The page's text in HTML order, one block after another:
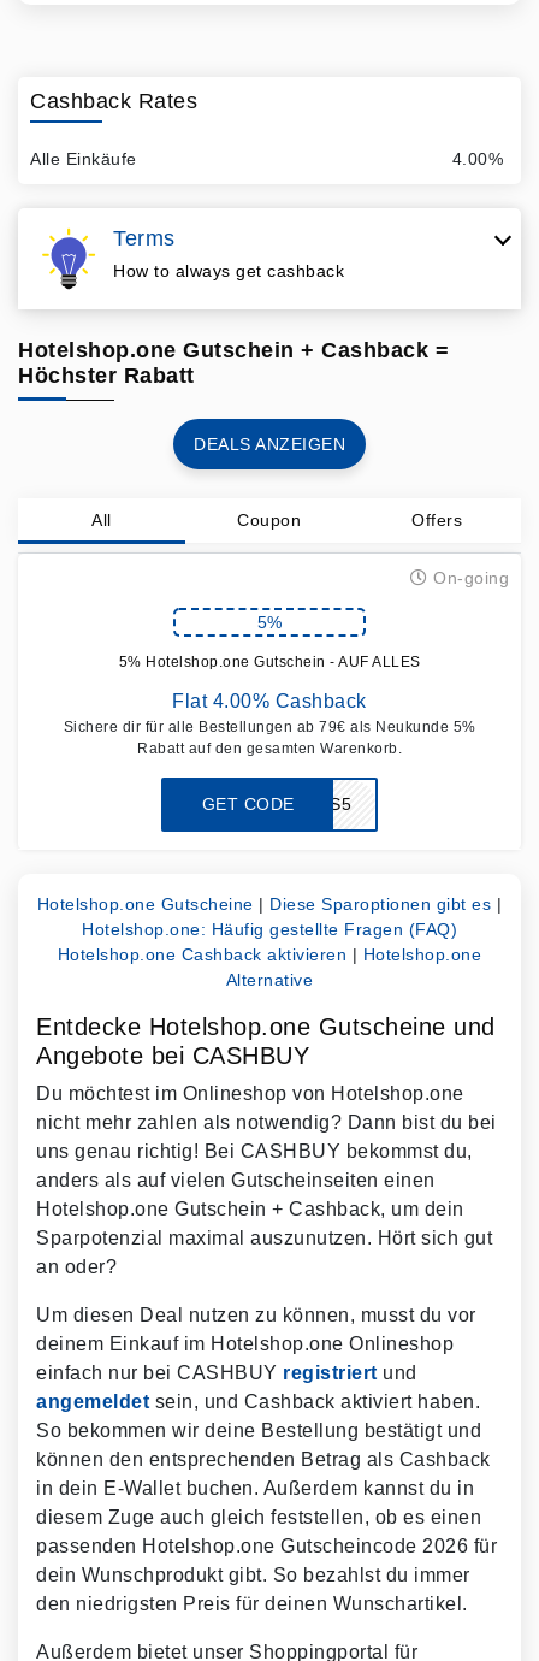
Cashback Rates
Alle Einkäufe 4.00%
Terms
How to always get cashback
Hotelshop.one Gutschein + Cashback =
Höchster Rabatt
DEALS ANZEIGEN
All Coupon Offers
5%
5% Hotelshop.one Gutschein - AUF ALLES
Flat 4.00% Cashback
Sichere dir für alle Bestellungen ab 79€ als Neukunde 5%
Rabatt auf den gesamten Warenkorb.
On-going
GET CODE2107HS5
Hotelshop.one Gutscheine | Diese Sparoptionen gibt es |
Hotelshop.one: Häufig gestellte Fragen (FAQ)
Hotelshop.one Cashback aktivieren | Hotelshop.one
Alternative
Entdecke Hotelshop.one Gutscheine und
Angebote bei CASHBUY
Du möchtest im Onlineshop von Hotelshop.one
nicht mehr zahlen als notwendig? Dann bist du bei
uns genau richtig! Bei CASHBUY bekommst du,
anders als auf vielen Gutscheinseiten einen
Hotelshop.one Gutschein + Cashback, um dein
Sparpotenzial maximal auszunutzen. Hört sich gut
an oder?
Um diesen Deal nutzen zu können, musst du vor
deinem Einkauf im Hotelshop.one Onlineshop
einfach nur bei CASHBUY registriert und
angemeldet sein, und Cashback aktiviert haben.
So bekommen wir deine Bestellung bestätigt und
können den entsprechenden Betrag als Cashback
in dein E-Wallet buchen. Außerdem kannst du in
diesem Zuge auch gleich feststellen, ob es einen
passenden Hotelshop.one Gutscheincode 2026 für
dein Wunschprodukt gibt. So bezahlst du immer
den niedrigsten Preis für deinen Wunschartikel.
Außerdem bietet unser Shoppingportal für